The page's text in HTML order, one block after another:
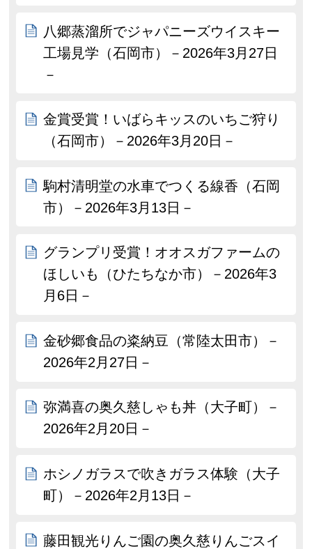
八郷蒸溜所でジャパニーズウイスキー
工場見学（石岡市）－2026年3月27日
－
金賞受賞！いばらキッスのいちご狩り
（石岡市）－2026年3月20日－
駒村清明堂の水車でつくる線香（石岡
市）－2026年3月13日－
グランプリ受賞！オオスガファームの
ほしいも（ひたちなか市）－2026年3
月6日－
金砂郷食品の粢納豆（常陸太田市）－
2026年2月27日－
弥満喜の奥久慈しゃも丼（大子町）－
2026年2月20日－
ホシノガラスで吹きガラス体験（大子
町）－2026年2月13日－
藤田観光りんご園の奥久慈りんごスイ